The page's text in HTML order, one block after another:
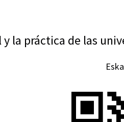
y la práctica de las